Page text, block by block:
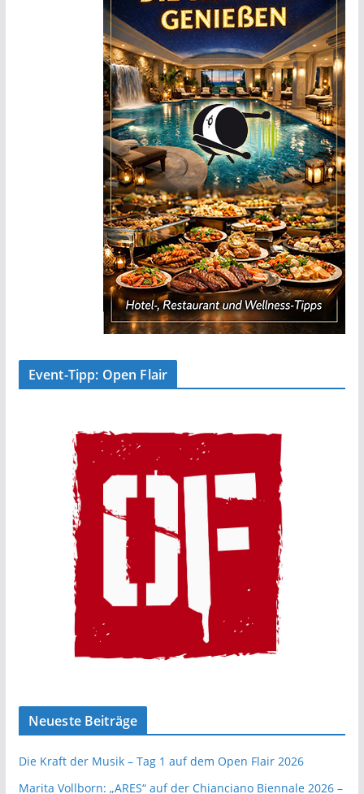
Event-Tipp: Open Flair
Neueste Beiträge
Die Kraft der Musik – Tag 1 auf dem Open Flair 2026
Marita Vollborn: „ARES“ auf der Chianciano Biennale 2026 –